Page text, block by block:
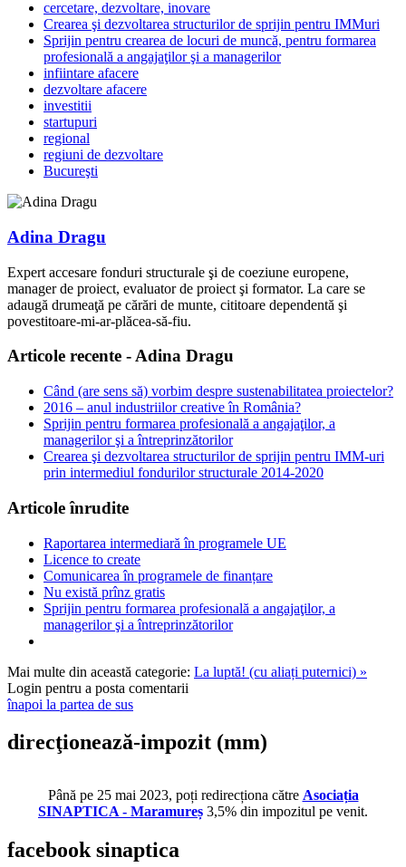
cercetare, dezvoltare, inovare
Crearea şi dezvoltarea structurilor de sprijin pentru IMMuri
Sprijin pentru crearea de locuri de muncă, pentru formarea
profesională a angajaţilor şi a managerilor
infiintare afacere
dezvoltare afacere
investitii
startupuri
regional
regiuni de dezvoltare
Bucureşti
Adina Dragu
Expert accesare fonduri structurale şi de coeziune europene,
manager de proiect, evaluator de proiect şi formator. La care se
adaugă drumeaţă pe cărări de munte, cititoare dependentă şi
povestitoare-mi-ar-plăcea-să-fiu.
Articole recente - Adina Dragu
Când (are sens să) vorbim despre sustenabilitatea proiectelor?
2016 – anul industriilor creative în România?
Sprijin pentru formarea profesională a angajaţilor, a
managerilor şi a întreprinzătorilor
Crearea şi dezvoltarea structurilor de sprijin pentru IMM-uri
prin intermediul fondurilor structurale 2014-2020
Articole înrudite
Raportarea intermediară în programele UE
Licence to create
Comunicarea în programele de finanțare
Nu există prînz gratis
Sprijin pentru formarea profesională a angajaţilor, a
managerilor şi a întreprinzătorilor
Mai multe din această categorie: La luptă! (cu aliați puternici) »
Login pentru a posta comentarii
înapoi la partea de sus
direcţionează-impozit (mm)
Până pe 25 mai 2023, poți redirecționa către Asociația
SINAPTICA - Maramureș 3,5% din impozitul pe venit.
facebooksinaptica